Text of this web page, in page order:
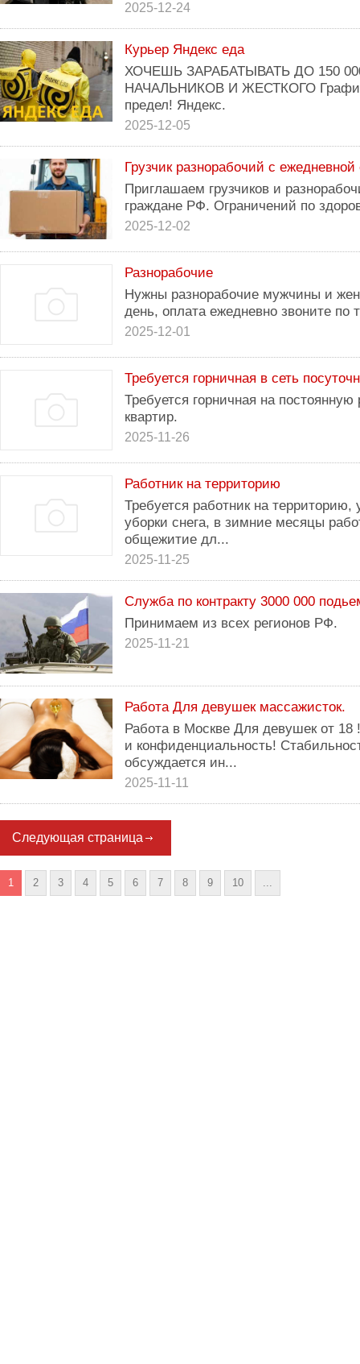
2025-12-24
Курьер Яндекс еда
ХОЧЕШЬ ЗАРАБАТЫВАТЬ ДО 150
НАЧАЛЬНИКОВ И ЖЕСТКОГО
предел! Яндекс.
2025-12-05
Грузчик разнорабочий с ежедневной
Приглашаем грузчиков и
граждане РФ. Ограничений по
2025-12-02
Разнорабочие
Нужны разнорабочие мужчины и
день, оплата ежедневно звоните по
2025-12-01
Требуется горничная в сеть
Требуется горничная на
квартир.
2025-11-26
Работник на территорию
Требуется работник на территорию,
уборки снега, в зимние месяцы
общежитие дл...
2025-11-25
Служба по контракту 3000 000
Принимаем из всех регионов РФ.
2025-11-21
Работа Для девушек массажисток.
Работа в Москве Для девушек от
и конфиденциальность!
обсуждается ин...
2025-11-11
Следующая страница
1 2 3 4 5 6 7 8 9 10 ...